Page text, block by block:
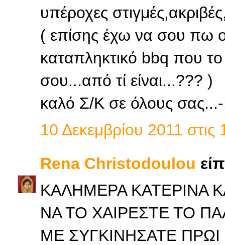
υπέροχες
( επίσης έχω να σου πω
καταπληκτικό bbq που
σου...από τί είναι...??? )
καλό Σ/Κ σε όλους
10 Δεκεμβρίου 2011
Rena Christodoulou
ΚΑΛΗΜΕΡΑ ΚΑΤΕΡΙΝΑ
ΝΑ ΤΟ ΧΑΙΡΕΣΤΕ ΤΟ
ΜΕ ΣΥΓΚΙΝΗΣΑΤΕ ΠΡΩΙ